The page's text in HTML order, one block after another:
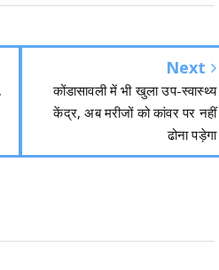
Next
कोंडासावली में भी खुला उप-स्वास्थ्य
केंद्र, अब मरीजों को कांवर पर नहीं
ढोना पड़ेगा